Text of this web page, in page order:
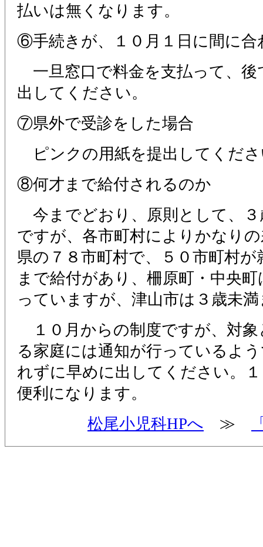
払いは無くなります。
⑥手続きが、１０月１日に間に合
一旦窓口で料金を支払って、後
出してください。
⑦県外で受診をした場合
ピンクの用紙を提出してくだ
⑧何才まで給付されるのか
今までどおり、原則として、３
ですが、各市町村によりかなり
県の７８市町村で、５０市町村
まで給付があり、柵原町・中央
っていますが、津山市は３歳未
１０月からの制度ですが、対
る家庭には通知が行っているよ
れずに早めに出してください。
便利になります。
松尾小児科HPへ ≫